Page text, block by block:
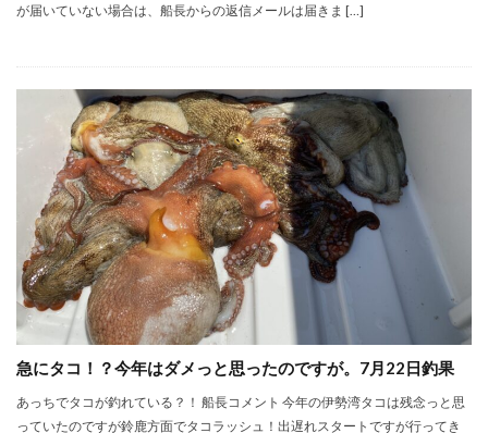
が届いていない場合は、船長からの返信メールは届きま […]
急にタコ！？今年はダメっと思ったのですが。7月22日釣果
あっちでタコが釣れている？！ 船長コメント 今年の伊勢湾タコは残念っと思
っていたのですが鈴鹿方面でタコラッシュ！出遅れスタートですが行ってき